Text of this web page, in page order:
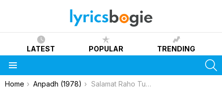
LATEST POPULAR TRENDING
You are here:
Home Anpadh (1978) Salamat Raho Tum Lyrics